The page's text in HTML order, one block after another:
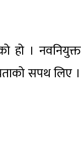
हो । नवनियुक्त
सपथ लिए ।